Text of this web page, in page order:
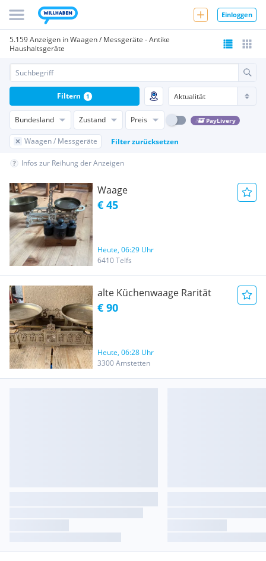
Einloggen
5.159 Anzeigen in Waagen / Messgeräte - Antike
Haushaltsgeräte
Bundesland Zustand Preis PayLivery
Waagen / Messgeräte Filter zurücksetzen
Filtern 1
Infos zur Reihung der Anzeigen
Waage
€ 45
Heute, 06:29 Uhr
6410 Telfs
alte Küchenwaage Rarität
€ 90
Heute, 06:28 Uhr
3300 Amstetten